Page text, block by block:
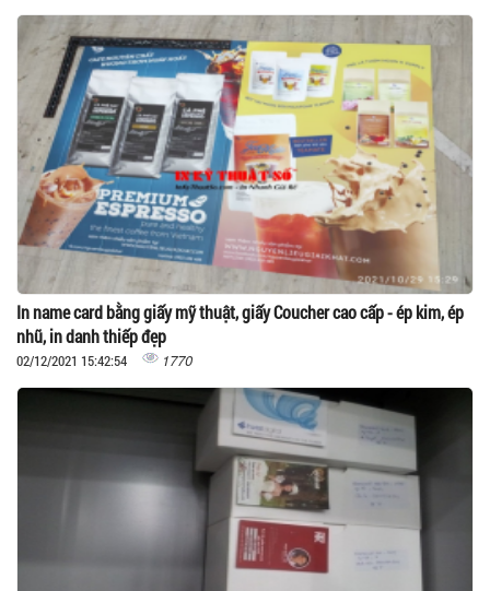
In name card bằng giấy mỹ thuật, giấy Coucher cao cấp - ép kim, ép
nhũ, in danh thiếp đẹp
02/12/2021 15:42:54 1770